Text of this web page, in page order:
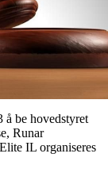
å be hovedstyret
Runar
IL organiseres